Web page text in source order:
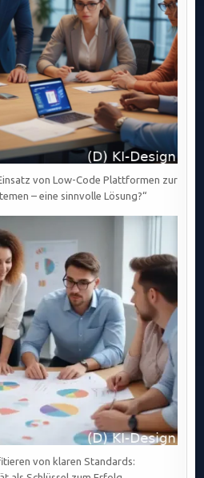
von Low-Code Plattformen zur
– eine sinnvolle Lösung?“
von klaren Standards: